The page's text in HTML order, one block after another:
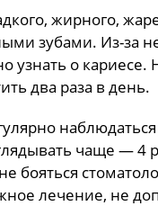
жирного,
зубами. Из-за
о кариесе.
два раза в день.
наблюдаться
чаще — 4
бояться
лечение, не